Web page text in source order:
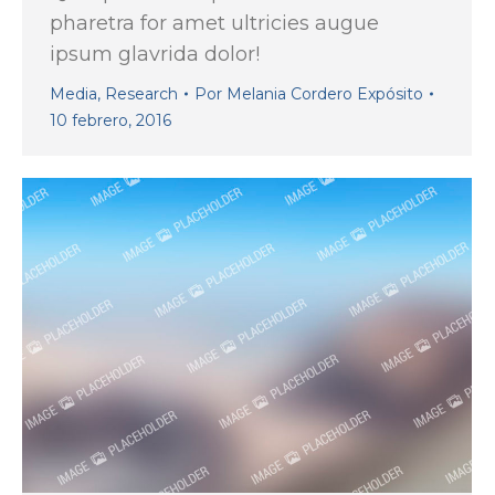
pharetra for amet ultricies augue
ipsum glavrida dolor!
Media, Research Por Melania Cordero Expósito
10 febrero, 2016